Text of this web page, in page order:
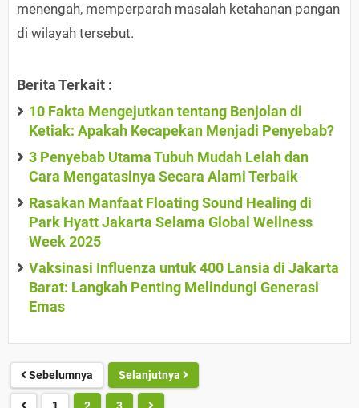
menengah, memperparah masalah ketahanan pangan
di wilayah tersebut.
Berita Terkait :
10 Fakta Mengejutkan tentang Benjolan di
Ketiak: Apakah Kecapekan Menjadi Penyebab?
3 Penyebab Utama Tubuh Mudah Lelah dan
Cara Mengatasinya Secara Alami Terbaik
Rasakan Manfaat Floating Sound Healing di
Park Hyatt Jakarta Selama Global Wellness
Week 2025
Vaksinasi Influenza untuk 400 Lansia di Jakarta
Barat: Langkah Penting Melindungi Generasi
Emas
Sebelumnya Selanjutnya